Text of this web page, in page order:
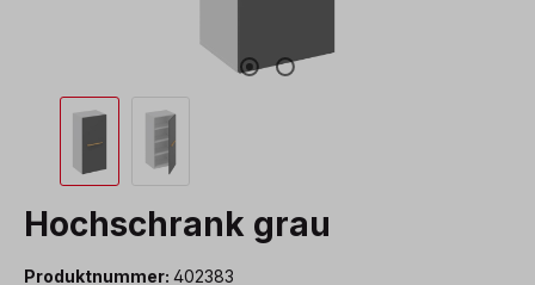
Hochschrank grau
Produktnummer: 402383